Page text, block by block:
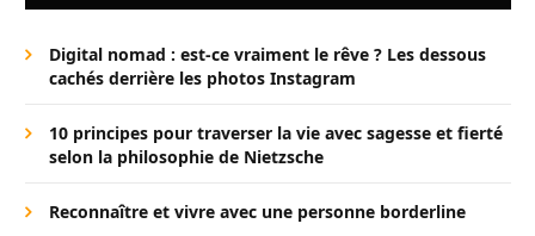
Digital nomad : est-ce vraiment le rêve ? Les dessous
cachés derrière les photos Instagram
10 principes pour traverser la vie avec sagesse et fierté
selon la philosophie de Nietzsche
Reconnaître et vivre avec une personne borderline